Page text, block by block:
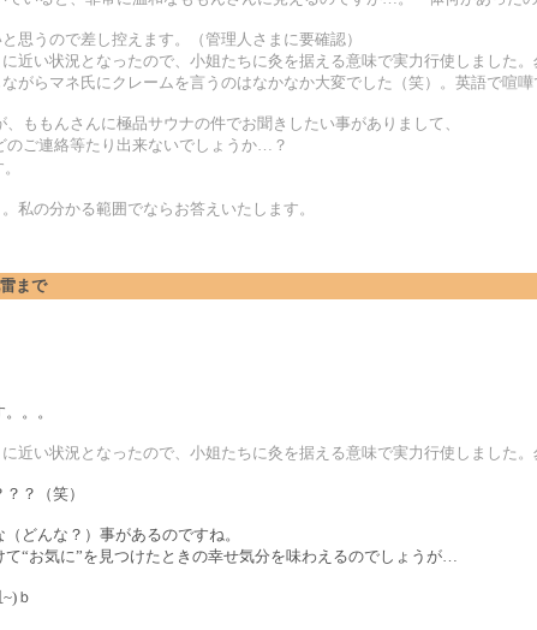
思うので差し控えます。（管理人さまに要確認）
近い状況となったので、小姐たちに灸を据える意味で実力行使しました
がらマネ氏にクレームを言うのはなかなか大変でした（笑）。英語で喧嘩
ももんさんに極品サウナの件でお聞きしたい事がありまして、
のご連絡等たり出来ないでしょうか…？
私の分かる範囲でならお答えいたします。
まで
。。
近い状況となったので、小姐たちに灸を据える意味で実力行使しました
？（笑）
どんな？）事があるのですね。
“お気に”を見つけたときの幸せ気分を味わえるのでしょうが…
ｂ